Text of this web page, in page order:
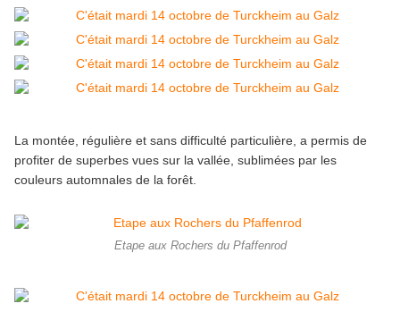
La montée, régulière et sans difficulté particulière, a permis de
profiter de superbes vues sur la vallée , sublimées par les
couleurs automnales de la forêt.
Etape aux Rochers du Pfaffenrod